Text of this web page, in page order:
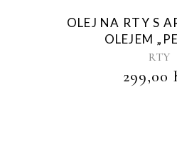
OLEJ NA RTY S
OLEJEM
RTY
299,00